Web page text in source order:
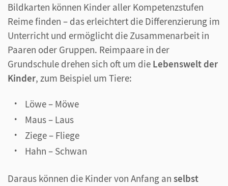
Bildkarten können Kinder aller Kompetenzstufen
Reime finden – das erleichtert die Differenzierung im
Unterricht und ermöglicht die Zusammenarbeit in
Paaren oder Gruppen. Reimpaare in der
Grundschule drehen sich oft um die Lebenswelt der
Kinder, zum Beispiel um Tiere:
Löwe – Möwe
Maus – Laus
Ziege – Fliege
Hahn – Schwan
Daraus können die Kinder von Anfang an selbst